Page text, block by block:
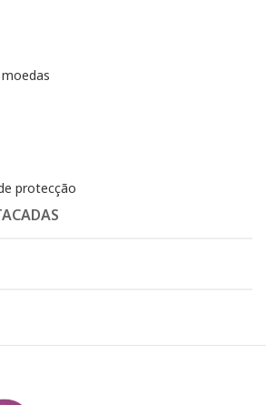
protecção